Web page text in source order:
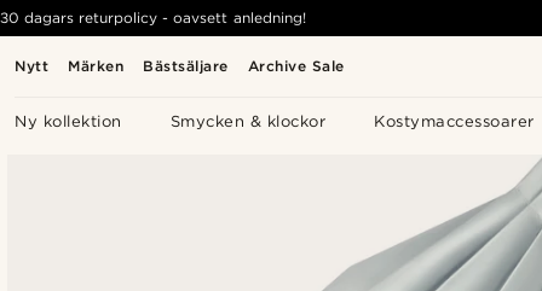
Nytt Märken Bästsäljare Archive Sale
Ny kollektion Smycken & klockor Kostymaccessoarer
30 dagars returpolicy - oavsett anledning!